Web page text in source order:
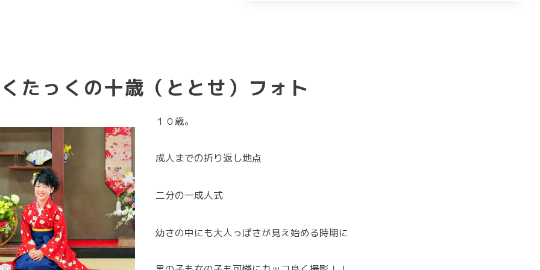
たっくの十歳（ととせ）フォト
１０歳。
成人までの折り返し地点
二分の一成人式
幼さの中にも大人っぽさが見え始める時期に